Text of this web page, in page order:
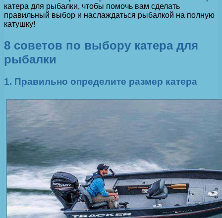
катера для рыбалки, чтобы помочь вам сделать
правильный выбор и наслаждаться рыбалкой на полную
катушку!
8 советов по выбору катера для
рыбалки
1. Правильно определите размер катера